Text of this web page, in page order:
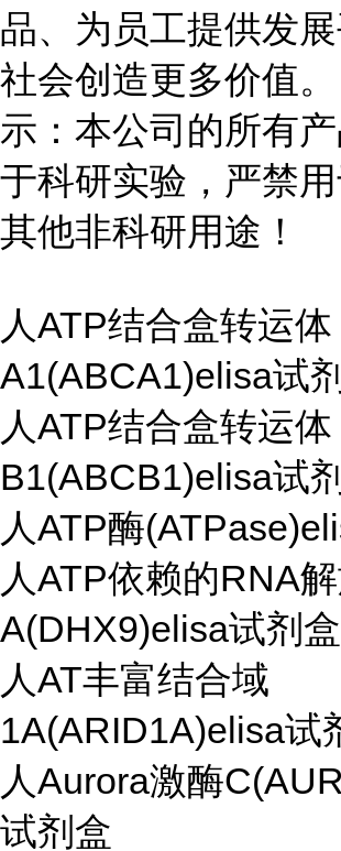
品、为员工提供发
社会创造更多价值
示：本公司的所有
于科研实验，严禁
其他非科研用途！
人ATP结合盒转运体
A1(ABCA1)elisa试
人ATP结合盒转运体
B1(ABCB1)elisa试
人ATP酶
人ATP依赖的RNA
A(DHX9)elisa试剂盒
人AT丰富结合域
1A(ARID1A)elisa试
人Aurora激酶
试剂盒